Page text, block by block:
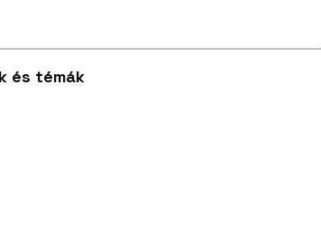
és témák